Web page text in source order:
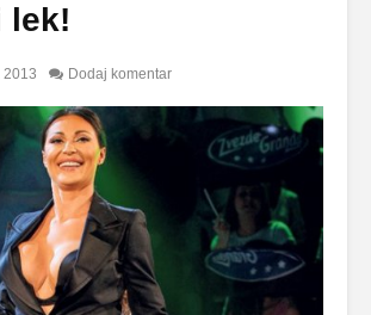
lek!
2013 Dodaj komentar